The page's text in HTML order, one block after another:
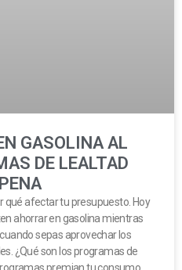
GASOLINA AL
DE LEALTAD
qué afectar tu presupuesto. Hoy
ahorrar en gasolina mientras
sepas aprovechar los
¿Qué son los programas de
premian tu consumo